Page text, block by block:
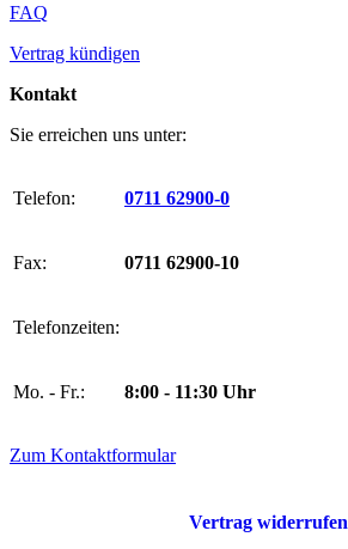
FAQ
Vertrag kündigen
Kontakt
Sie erreichen uns unter:
Telefon: 0711 62900-0
Fax: 0711 62900-10
Telefonzeiten:
Mo. - Fr.: 8:00 - 11:30 Uhr
Zum Kontaktformular
Vertrag widerrufen